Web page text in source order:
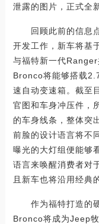
泄露的图片，正式全
回顾此前的信息点
开发工作，新车将基
与福特新一代
Bronco将能够搭载
速自动变速箱。截至
官图和车身冲压件，
的车身线条，整体突
前脸的设计语言将不
曝光的大灯组便能够
语言来唤醒消费者对
且新车也将沿用经典
作为福特打造的硬
Bronco将成为Jeep